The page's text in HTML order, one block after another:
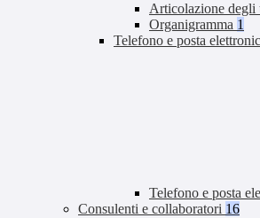
Articolazione degli
Organigramma 1
Telefono e posta
Telefono e posta
Consulenti e collaboratori 16